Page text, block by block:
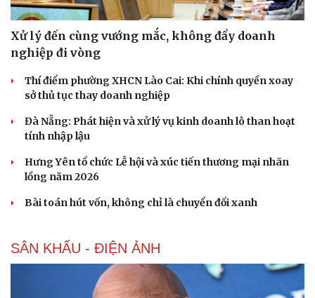
Cải chính
Xử lý đến cùng vướng mắc, không đẩy doanh
nghiệp đi vòng
Thí điểm phường XHCN Lào Cai: Khi chính quyền xoay
sở thủ tục thay doanh nghiệp
Đà Nẵng: Phát hiện và xử lý vụ kinh doanh lô than hoạt
tính nhập lậu
Hưng Yên tổ chức Lễ hội và xúc tiến thương mại nhãn
lồng năm 2026
Bài toán hút vốn, không chỉ là chuyển đổi xanh
SÂN KHẤU - ĐIỆN ẢNH